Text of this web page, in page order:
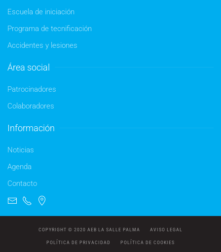
Escuela de iniciación
Programa de tecnificación
Accidentes y lesiones
Área social
Patrocinadores
Colaboradores
Información
Noticias
Agenda
Contacto
COPYRIGHT © 2020 AEB LA SALLE PALMA AVISO LEGAL
POLÍTICA DE PRIVACIDAD POLÍTICA DE COOKIES